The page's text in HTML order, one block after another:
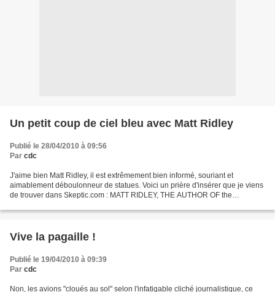
Un petit coup de ciel bleu avec Matt Ridley
Publié le 28/04/2010 à 09:56
Par cdc
J'aime bien Matt Ridley, il est extrêmement bien informé, souriant et
aimablement déboulonneur de statues. Voici un prière d'insérer que je viens
de trouver dans Skeptic.com : MATT RIDLEY, THE AUTHOR OF the
Vive la pagaille !
Publié le 19/04/2010 à 09:39
Par cdc
Non, les avions "cloués au sol" selon l'infatigable cliché journalistique, ce